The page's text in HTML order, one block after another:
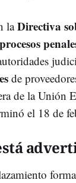
laDirectiva
de
de la Unión
el 18 de